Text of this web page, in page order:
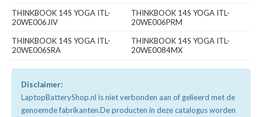
THINKBOOK 14S YOGA ITL-
20WE006JIV
THINKBOOK 14S YOGA ITL-
20WE006PRM
THINKBOOK 14S YOGA ITL-
20WE006SRA
THINKBOOK 14S YOGA ITL-
20WE0084MX
Disclaimer:
LaptopBatteryShop.nl is niet verbonden aan of gelieerd met de
genoemde fabrikanten.De producten in deze catalogus worden